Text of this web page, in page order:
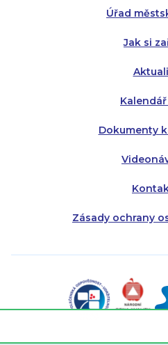
Úřad
Jak si
Dokumenty
Zásady ochrany
Pátek: